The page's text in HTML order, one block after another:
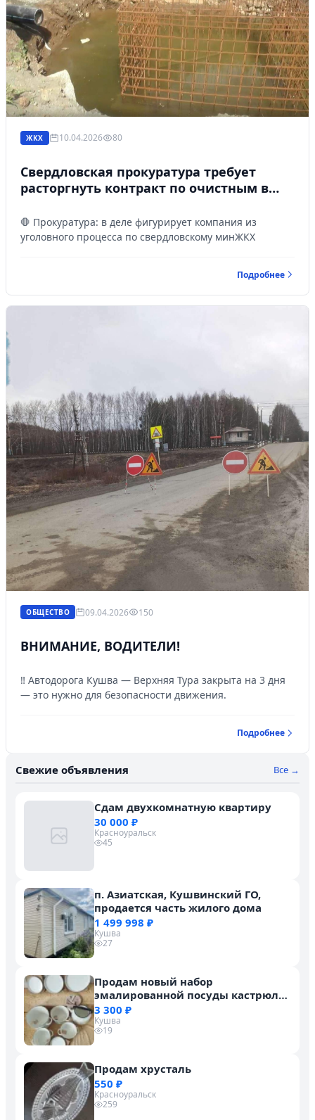
ЖКХ 10.04.2026 80
Свердловская прокуратура требует
расторгнуть контракт по очистным в
🛑 Прокуратура: в деле фигурирует компания из
уголовного процесса по свердловскому минЖКХ
Подробнее
ОБЩЕСТВО 09.04.2026 150
ВНИМАНИЕ, ВОДИТЕЛИ!
‼️ Автодорога Кушва — Верхняя Тура закрыта на 3 дня
— это нужно для безопасности движения.
Подробнее
Свежие объявления Все →
Сдам двухкомнатную квартиру
30 000 ₽
Красноуральск
45
п. Азиатская, Кушвинский ГО,
продается часть жилого дома
1 499 998 ₽
Кушва
27
Продам новый набор
эмалированной посуды кастрюли,
чайник
3 300 ₽
Кушва
19
Продам хрусталь
550 ₽
Красноуральск
259